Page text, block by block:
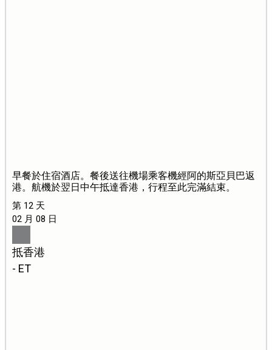
早餐於住宿酒店。餐後送往機場乘客機經阿的斯亞貝巴返
港。航機於翌日中午抵達香港，行程至此完滿結束。
第 12 天
02 月 08 日
抵香港
- ET